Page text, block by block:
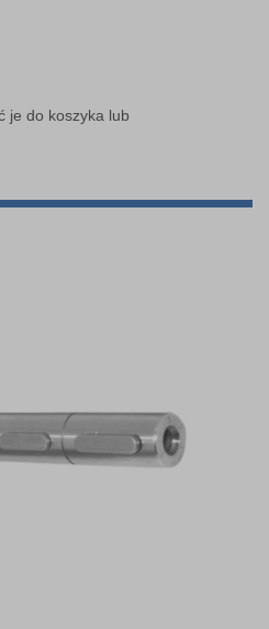
je do koszyka lub